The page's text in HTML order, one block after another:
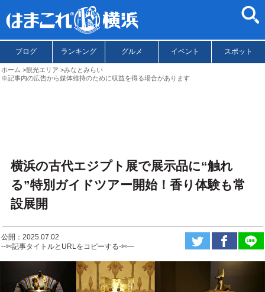
ブログ ランキング グルメ イベント スポット
ホーム 観光エリア
みなとみらい
※記事内の広告から媒体維持のために収益を得る場合があります
横浜の古代エジプト展で展示品に“触れ
る”特別ガイドツアー開始！香り体験も常
設展開
公開：2025.07.02
--✄記事タイトルとURLをコピーする-✄—